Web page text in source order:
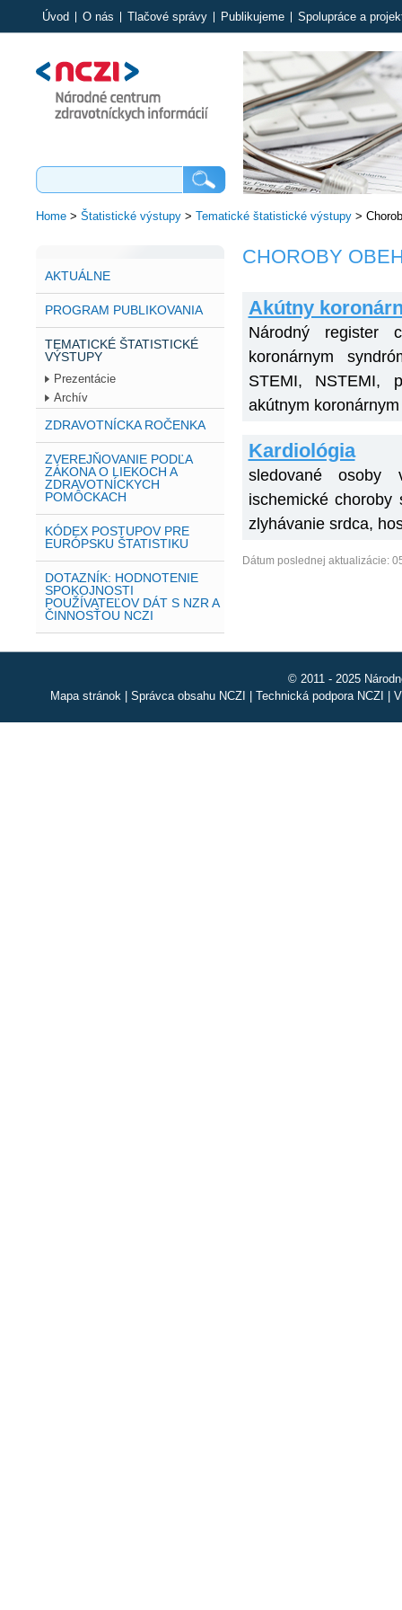
Úvod O nás Tlačové správy Publikujeme Spolupráce a
Home> Štatistické výstupy> Tematické štatistické výstupy>
AKTUÁLNE
PROGRAM PUBLIKOVANIA
TEMATICKÉ ŠTATISTICKÉ
VÝSTUPY
Prezentácie
Archív
ZDRAVOTNÍCKA ROČENKA
ZVEREJŇOVANIE PODĽA
ZÁKONA O LIEKOCH A
ZDRAVOTNÍCKYCH
POMÔCKACH
KÓDEX POSTUPOV PRE
EURÓPSKU ŠTATISTIKU
DOTAZNÍK: HODNOTENIE
SPOKOJNOSTI
POUŽÍVATEĽOV DÁT S NZR A
ČINNOSŤOU NCZI
CHOROBY
Akútny
Národný register
koronárnym
STEMI, NSTEMI,
akútnym
Kardiológia
sledované osoby
ischemické choroby
zlyhávanie srdca,
Dátum poslednej aktualizácie:
© 2011 - 2025
Mapa stránok| Správca obsahu NCZI Technická podpora NCZI